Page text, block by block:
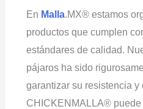
En Malla.MX® estamos
productos que cumplen
estándares de calidad.
pájaros ha sido
garantizar su resistencia y
CHICKENMALLA® puede